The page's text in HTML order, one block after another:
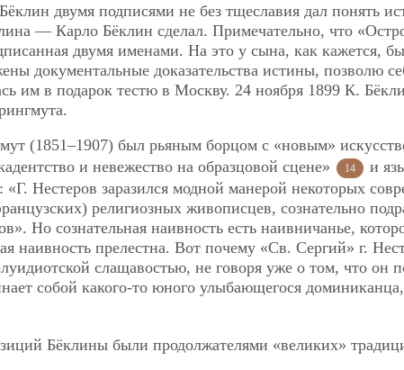
двумя подписями не без тщеславия дал понять
— Карло Бёклин сделал. Примечательно, что
двумя именами. На это у сына, как кажется,
документальные доказательства истины, позволю
им в подарок тестю в Москву. 24 ноября 1899 К.
(1851–1907) был рьяным борцом с «новым»
и невежество на образцовой сцене»
14
и
«Г. Нестеров заразился модной манерой некоторых
религиозных живописцев, сознательно
Но сознательная наивность есть наивничанье,
наивность прелестна. Вот почему «Св. Сергий» г.
слащавостью, не говоря уже о том, что он
собой какого-то юного улыбающегося
Бёклины были продолжателями «великих»